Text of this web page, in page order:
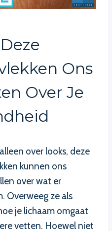
Ons
Over Je
over looks, deze
kunnen ons
over wat er
Overweeg ze als
je lichaam omgaat
vetten. Hoewel niet